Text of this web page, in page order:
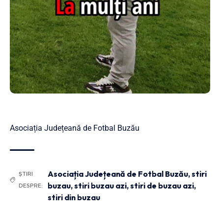
Asociația Județeană de Fotbal Buzău
ȘTIRI
DESPRE:
Asociația Județeană de Fotbal Buzău,stiri
buzau,stiri buzau azi,stiri de buzau azi,
stiri din buzau